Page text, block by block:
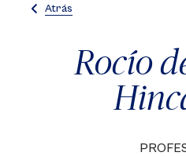
Atrás
Rocío